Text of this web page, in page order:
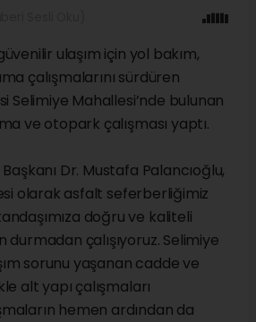
ulaşım için yol bakım,
çalışmalarını sürdüren
Selimiye Mahallesi’nde bulunan
ve otopark çalışması yaptı.
Dr. Mustafa Palancıoğlu,
olarak asfalt seferberliğimiz
doğru ve kaliteli
durmadan çalışıyoruz. Selimiye
sorunu yaşanan cadde ve
alt yapı çalışmaları
hemen ardından da